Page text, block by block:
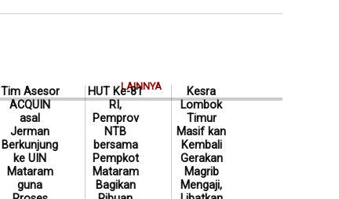
LAINNYA
Tim Asesor
ACQUIN
asal
Jerman
Berkunjung
ke UIN
Mataram
guna
HUT Ke-81
RI,
Pemprov
NTB
bersama
Pempkot
Mataram
Bagikan
Kesra
Lombok
Timur
Masif kan
Kembali
Gerakan
Magrib
Mengaji,